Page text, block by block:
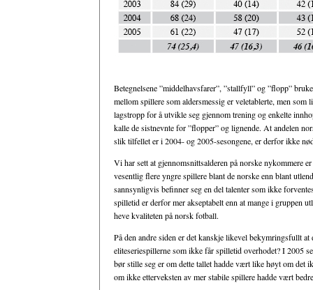
Betegnelsene ”middelhavsfarer”, ”stallfyll” og ”flopp”
mellom spillere som aldersmessig er veletablerte, men
lagstropp for å utvikle seg gjennom trening og enkelte
kalle de sistnevnte for ”flopper” og lignende. At andelen
slik tilfellet er i 2004- og 2005-sesongene, er derfor ikke
Vi har sett at gjennomsnittsalderen på norske nykommere
vesentlig flere yngre spillere blant de norske enn blant
sannsynligvis befinner seg en del talenter som ikke
spilletid er derfor mer akseptabelt enn at mange i gruppen
heve kvaliteten på norsk fotball.
På den andre siden er det kanskje likevel bekymringsfullt
eliteseriespillerne som ikke får spilletid overhodet? I 2005
bør stille seg er om dette tallet hadde vært like høyt om det
om ikke etterveksten av mer stabile spillere hadde vært